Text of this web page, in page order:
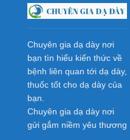
Chuyên gia dạ dày nơi
bạn tìn hiểu kiến thức về
bệnh liên quan tới dạ dày,
thuốc tốt cho dạ dày của
bạn.
Chuyên gia dạ dày nơi
gửi gắm niềm yêu thương